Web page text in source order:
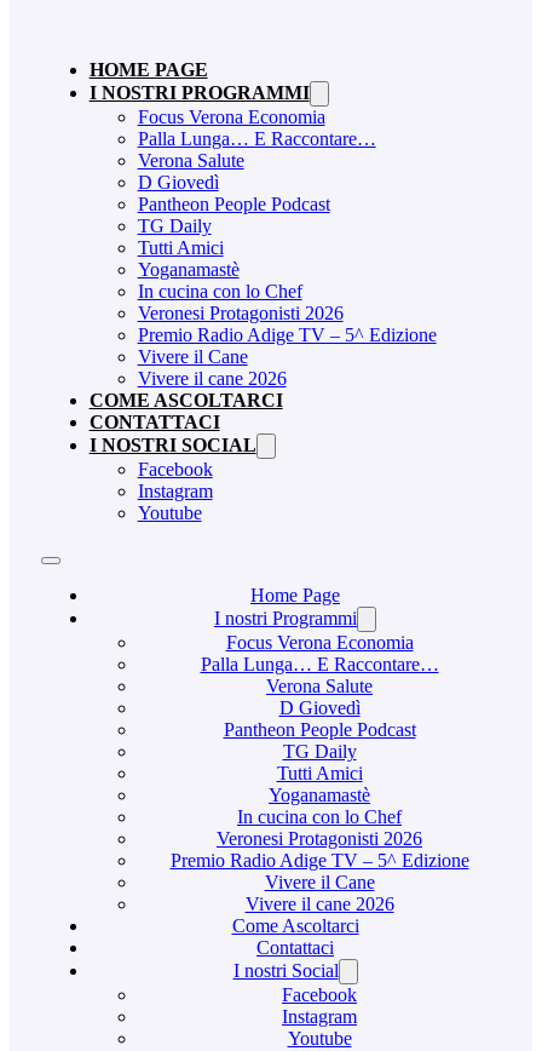
HOME PAGE
I NOSTRI PROGRAMMI
Focus Verona Economia
Palla Lunga… E Raccontare…
Verona Salute
D Giovedì
Pantheon People Podcast
TG Daily
Tutti Amici
Yoganamastè
In cucina con lo Chef
Veronesi Protagonisti 2026
Premio Radio Adige TV – 5^ Edizione
Vivere il Cane
Vivere il cane 2026
COME ASCOLTARCI
CONTATTACI
I NOSTRI SOCIAL
Facebook
Instagram
Youtube
Home Page
I nostri Programmi
Focus Verona Economia
Palla Lunga… E Raccontare…
Verona Salute
D Giovedì
Pantheon People Podcast
TG Daily
Tutti Amici
Yoganamastè
In cucina con lo Chef
Veronesi Protagonisti 2026
Premio Radio Adige TV – 5^ Edizione
Vivere il Cane
Vivere il cane 2026
Come Ascoltarci
Contattaci
I nostri Social
Facebook
Instagram
Youtube